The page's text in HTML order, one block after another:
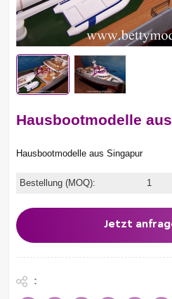
Hausbootmodelle
Hausbootmodelle aus Singapur
Bestellung (MOQ): 1
Jetzt
: